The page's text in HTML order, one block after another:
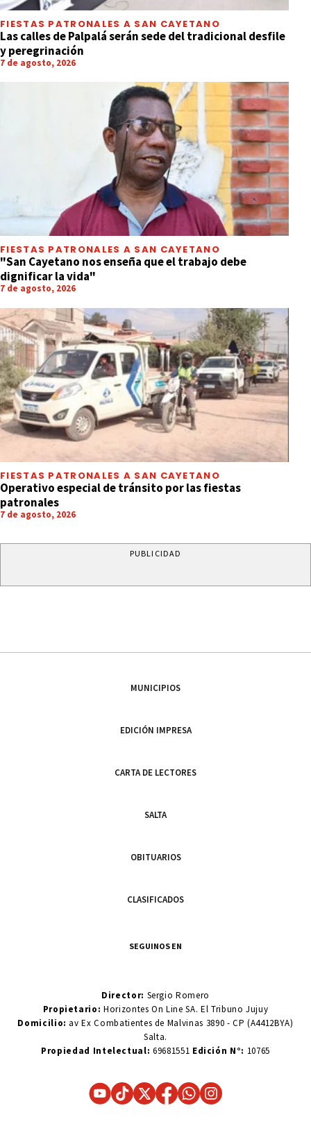
FIESTAS PATRONALES A SAN CAYETANO
Las calles de Palpalá serán sede del tradicional desfile
y peregrinación
7 de agosto, 2026
FIESTAS PATRONALES A SAN CAYETANO
"San Cayetano nos enseña que el trabajo debe
dignificar la vida"
7 de agosto, 2026
FIESTAS PATRONALES A SAN CAYETANO
Operativo especial de tránsito por las fiestas
patronales
7 de agosto, 2026
PUBLICIDAD
MUNICIPIOS
EDICIÓN IMPRESA
CARTA DE LECTORES
SALTA
OBITUARIOS
CLASIFICADOS
SEGUINOS EN
Director: Sergio Romero
Propietario:Horizontes On Line SA. El Tribuno Jujuy
Domicilio: av Ex Combatientes de Malvinas 3890 - CP (A4412BYA)
Salta.
Propiedad Intelectual: 69681551 Edición N°: 10765